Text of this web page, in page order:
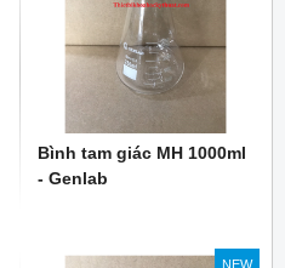
Bình tam giác MH 1000ml
- Genlab
NEW